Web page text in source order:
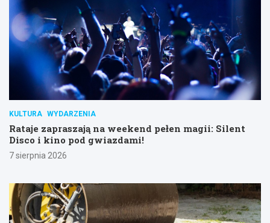
KULTURA WYDARZENIA
Rataje zapraszają na weekend pełen magii: Silent
Disco i kino pod gwiazdami!
7 sierpnia 2026